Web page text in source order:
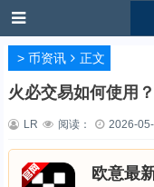
> 币资讯 正文
火必交易如何使用
LR 阅读： 2026-
欧意最